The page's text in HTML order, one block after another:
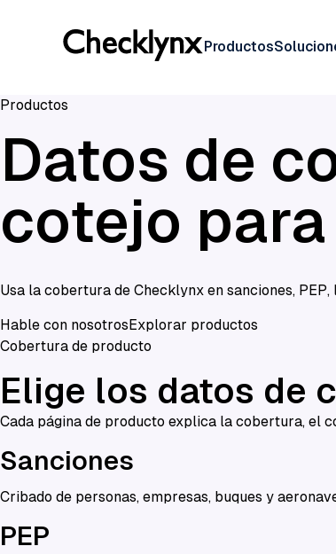
Productos
Productos
Datos de
cotejo
Usa la cobertura de Checklynx en sanciones,
Hable con nosotrosExplorar productos
Cobertura de producto
Elige los datos de
Cada página de producto explica la cobertura, el
Sanciones
Cribado de personas, empresas, buques y
PEP